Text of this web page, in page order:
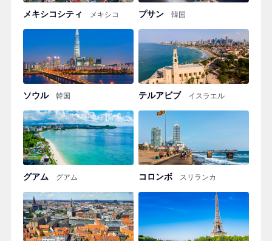
メキシコシティ メキシコ プサン 韓国
ソウル 韓国 テルアビブ イスラエル
グアム グアム コロンボ スリランカ